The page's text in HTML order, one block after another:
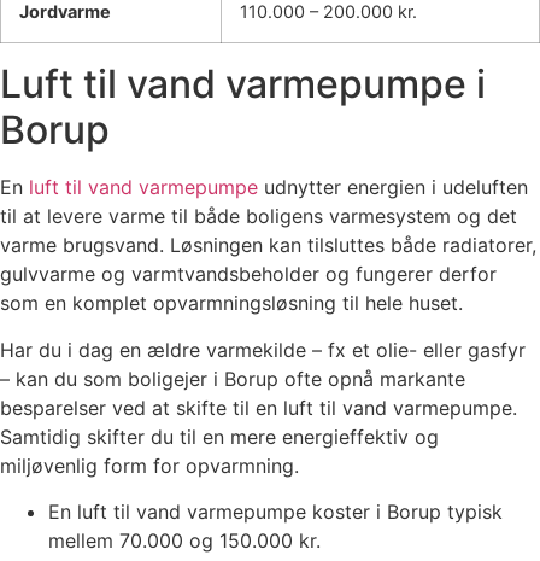
Jordvarme 110.000 – 200.000 kr.
Luft til vand varmepumpe i
Borup
En luft til vand varmepumpe udnytter energien i udeluften
til at levere varme til både boligens varmesystem og det
varme brugsvand. Løsningen kan tilsluttes både radiatorer,
gulvvarme og varmtvandsbeholder og fungerer derfor
som en komplet opvarmningsløsning til hele huset.
Har du i dag en ældre varmekilde – fx et olie- eller gasfyr
– kan du som boligejer i Borup ofte opnå markante
besparelser ved at skifte til en luft til vand varmepumpe.
Samtidig skifter du til en mere energieffektiv og
miljøvenlig form for opvarmning.
En luft til vand varmepumpe koster i Borup typisk
mellem 70.000 og 150.000 kr.